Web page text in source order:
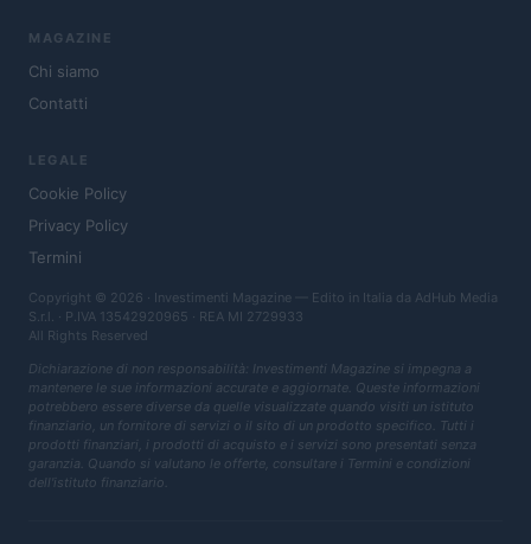
MAGAZINE
Chi siamo
Contatti
LEGALE
Cookie Policy
Privacy Policy
Termini
Copyright © 2026 · Investimenti Magazine — Edito in Italia da AdHub Media
S.r.l. · P.IVA 13542920965 · REA MI 2729933
All Rights Reserved
Dichiarazione di non responsabilità: Investimenti Magazine si impegna a
mantenere le sue informazioni accurate e aggiornate. Queste informazioni
potrebbero essere diverse da quelle visualizzate quando visiti un istituto
finanziario, un fornitore di servizi o il sito di un prodotto specifico. Tutti i
prodotti finanziari, i prodotti di acquisto e i servizi sono presentati senza
garanzia. Quando si valutano le offerte, consultare i Termini e condizioni
dell'istituto finanziario.